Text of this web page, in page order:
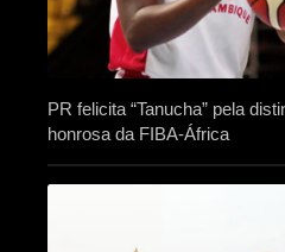
PR felicita “Tanucha” pela
honrosa da FIBA-África